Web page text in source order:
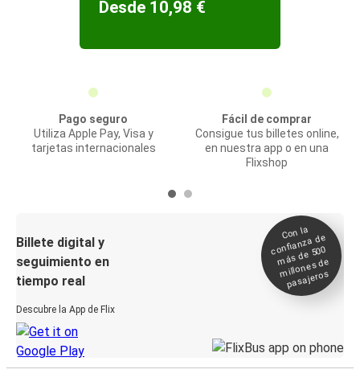
Desde 10,98 €
Pago seguro
Utiliza Apple Pay, Visa y
tarjetas internacionales
Fácil de comprar
Consigue tus billetes online,
en nuestra app o en una
Flixshop
Billete digital y
seguimiento en
tiempo real
Descubre la App de Flix
Con la
confianza de
más de 500
millones de
pasajeros